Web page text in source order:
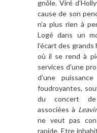
gnôle. Viré
cause de son
n’a plus rien à
Logé dans un
l’écart des
où il se rend à
services d’une
d’une
foudroyantes,
du concert de
associées à
ne veut pas
rapide. Etre